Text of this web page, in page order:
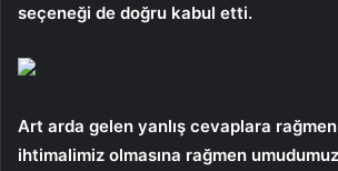
seçeneği de doğru kabul etti.
Art arda gelen yanlış cevaplara
ihtimalimiz olmasına rağmen